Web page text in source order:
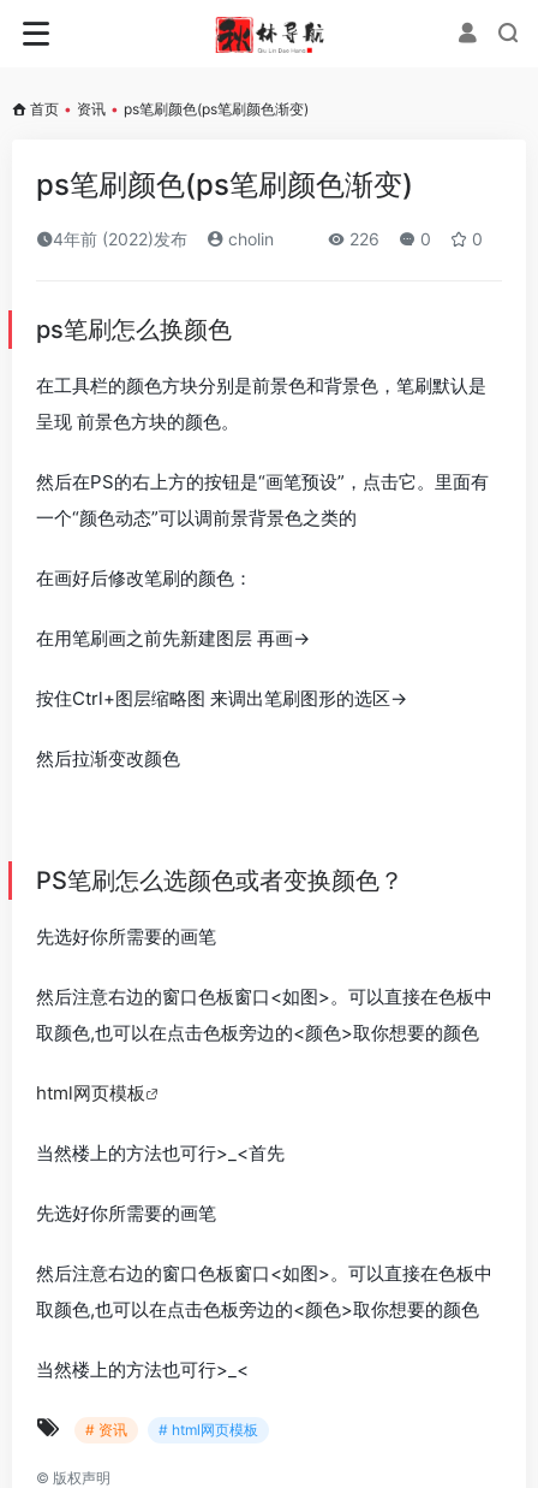
首页 • 资讯 • ps笔刷颜色(ps笔刷颜色渐变)
ps笔刷颜色(ps笔刷颜色渐变)
4年前 (2022)发布 cholin 226 0 0
ps笔刷怎么换颜色
在工具栏的颜色方块分别是前景色和背景色，笔刷默认是
呈现 前景色方块的颜色。
然后在PS的右上方的按钮是“画笔预设”，点击它。里面有
一个“颜色动态”可以调前景背景色之类的
在画好后修改笔刷的颜色：
在用笔刷画之前先新建图层 再画→
按住Ctrl+图层缩略图 来调出笔刷图形的选区→
然后拉渐变改颜色
PS笔刷怎么选颜色或者变换颜色？
先选好你所需要的画笔
然后注意右边的窗口色板窗口<如图>。可以直接在色板中
取颜色,也可以在点击色板旁边的<颜色>取你想要的颜色
html网页模板
当然楼上的方法也可行>_<首先
先选好你所需要的画笔
然后注意右边的窗口色板窗口<如图>。可以直接在色板中
取颜色,也可以在点击色板旁边的<颜色>取你想要的颜色
当然楼上的方法也可行>_<
# 资讯 # html网页模板
© 版权声明